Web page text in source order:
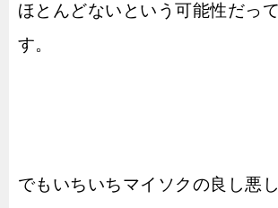
ほとんどないという可能性だっ
す。
でもいちいちマイソクの良し悪